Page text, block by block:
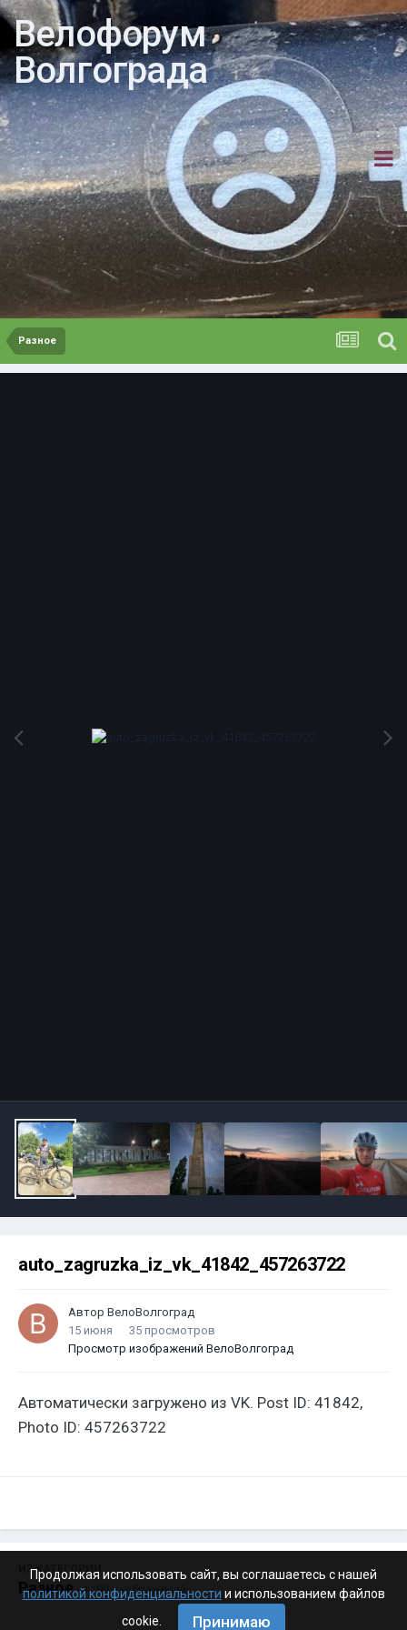
Велофорум
Волгограда
Разное
auto_zagruzka_iz_vk_41842_457263722
Автор ВелоВолгоград
15 июня
35 просмотров
Просмотр изображений ВелоВолгоград
Автоматически загружено из VK. Post ID: 41842,
Photo ID: 457263722
ИЗ КАТЕГОРИИ:
Разное · 4 199 изображений
Продолжая использовать сайт, вы соглашаетесь с нашей
политикой конфиденциальности и использованием файлов
cookie.
Принимаю